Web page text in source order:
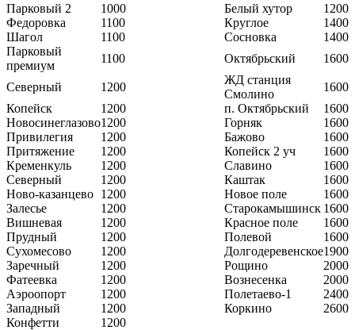
Парковый 2
1000 Белый хутор
1200
Федоровка
1100 Круглое
1400
Шагол
1100 Сосновка
1400
Парковый
премиум
1100 Октябрьский 1600
Северный 1200
ЖД станция
Смолино
1600
Копейск
1200 п. Октябрьский
1600
Новосинеглазово1200 Горняк
1600
Привилегия
1200 Бажово
1600
Притяжение
1200 Копейск 2 уч
1600
Кременкуль
1200 Славино
1600
Северный
1200 Каштак
1600
Ново-казанцево 1200 Новое поле
1600
Залесье
1200 Старокамышинск 1600
Вишневая
1200 Красное поле
1600
Прудный
1200 Полевой
1600
Сухомесово
1200 Долгодеревенское1900
Заречный
1200 Рощино
2000
Фатеевка
1200 Вознесенка
2000
Аэроопорт
1200 Полетаево-1
2400
Западный
1200 Коркино
2600
Конфетти
1200